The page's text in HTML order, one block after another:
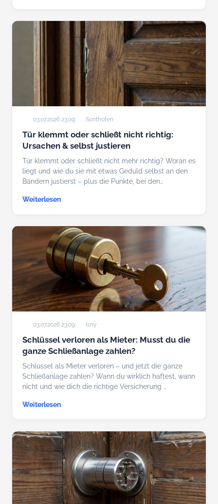
03.07.2026 23:09 Sonthofen
Tür klemmt oder schließt nicht richtig:
Ursachen & selbst justieren
Tür klemmt oder schließt nicht mehr richtig? Woran es
liegt und wie du sie mit etwas Geduld selbst an den
Bändern justierst – plus die Punkte, bei den…
Weiterlesen
03.07.2026 23:09 Isny
Schlüssel verloren als Mieter: Musst du die
ganze Schließanlage zahlen?
Schlüssel als Mieter verloren – und jetzt die ganze
Schließanlage zahlen? Wann du wirklich haftest, wann
nicht und wie dich die richtige Versicherung …
Weiterlesen